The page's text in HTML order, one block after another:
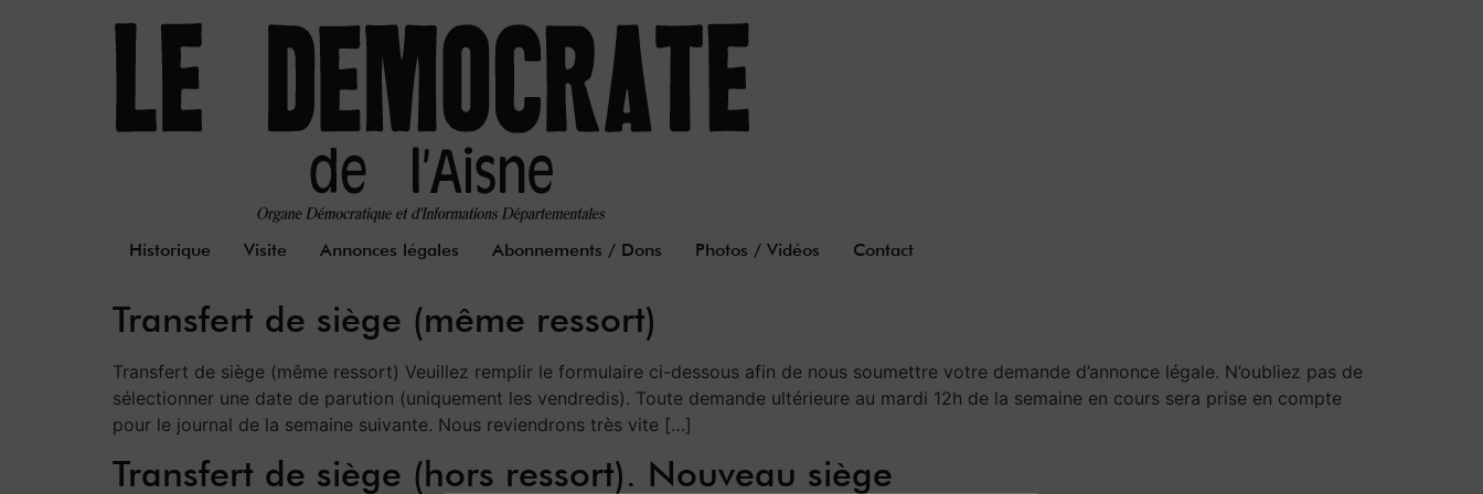
Historique Visite Annonces légales Abonnements / Dons Photos / Vidéos Contact
Transfert de siège (même ressort)
Transfert de siège (même ressort) Veuillez remplir le formulaire ci-dessous afin de nous soumettre votre demande d’annonce légale. N’oubliez pas de
sélectionner une date de parution (uniquement les vendredis). Toute demande ultérieure au mardi 12h de la semaine en cours sera prise en compte
pour le journal de la semaine suivante. Nous reviendrons très vite […]
Transfert de siège (hors ressort). Nouveau siège